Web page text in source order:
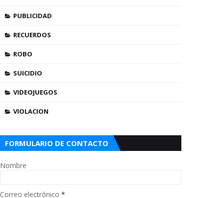
PUBLICIDAD
RECUERDOS
ROBO
SUICIDIO
VIDEOJUEGOS
VIOLACION
FORMULARIO DE CONTACTO
Nombre
Correo electrónico *